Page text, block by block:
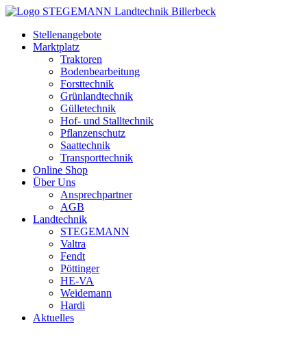
Zum
springenStellenangebote
Marktplatz
Traktoren
Bodenbearbeitung
Forsttechnik
Grünlandtechnik
Gülletechnik
Hof- und Stalltechnik
Pflanzenschutz
Saattechnik
Transporttechnik
Online Shop
Über Uns
Ansprechpartner
AGB
Landtechnik
STEGEMANN
Valtra
Fendt
Pöttinger
HE-VA
Weidemann
Hardi
Aktuelles